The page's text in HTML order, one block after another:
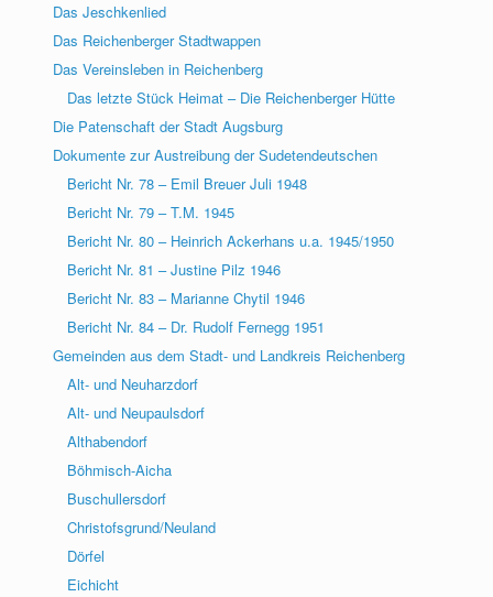
Das Jeschkenlied
Das Reichenberger Stadtwappen
Das Vereinsleben in Reichenberg
Das letzte Stück Heimat – Die Reichenberger Hütte
Die Patenschaft der Stadt Augsburg
Dokumente zur Austreibung der Sudetendeutschen
Bericht Nr. 78 – Emil Breuer Juli 1948
Bericht Nr. 79 – T.M. 1945
Bericht Nr. 80 – Heinrich Ackerhans u.a. 1945/1950
Bericht Nr. 81 – Justine Pilz 1946
Bericht Nr. 83 – Marianne Chytil 1946
Bericht Nr. 84 – Dr. Rudolf Fernegg 1951
Gemeinden aus dem Stadt- und Landkreis Reichenberg
Alt- und Neuharzdorf
Alt- und Neupaulsdorf
Althabendorf
Böhmisch-Aicha
Buschullersdorf
Christofsgrund/Neuland
Dörfel
Eichicht